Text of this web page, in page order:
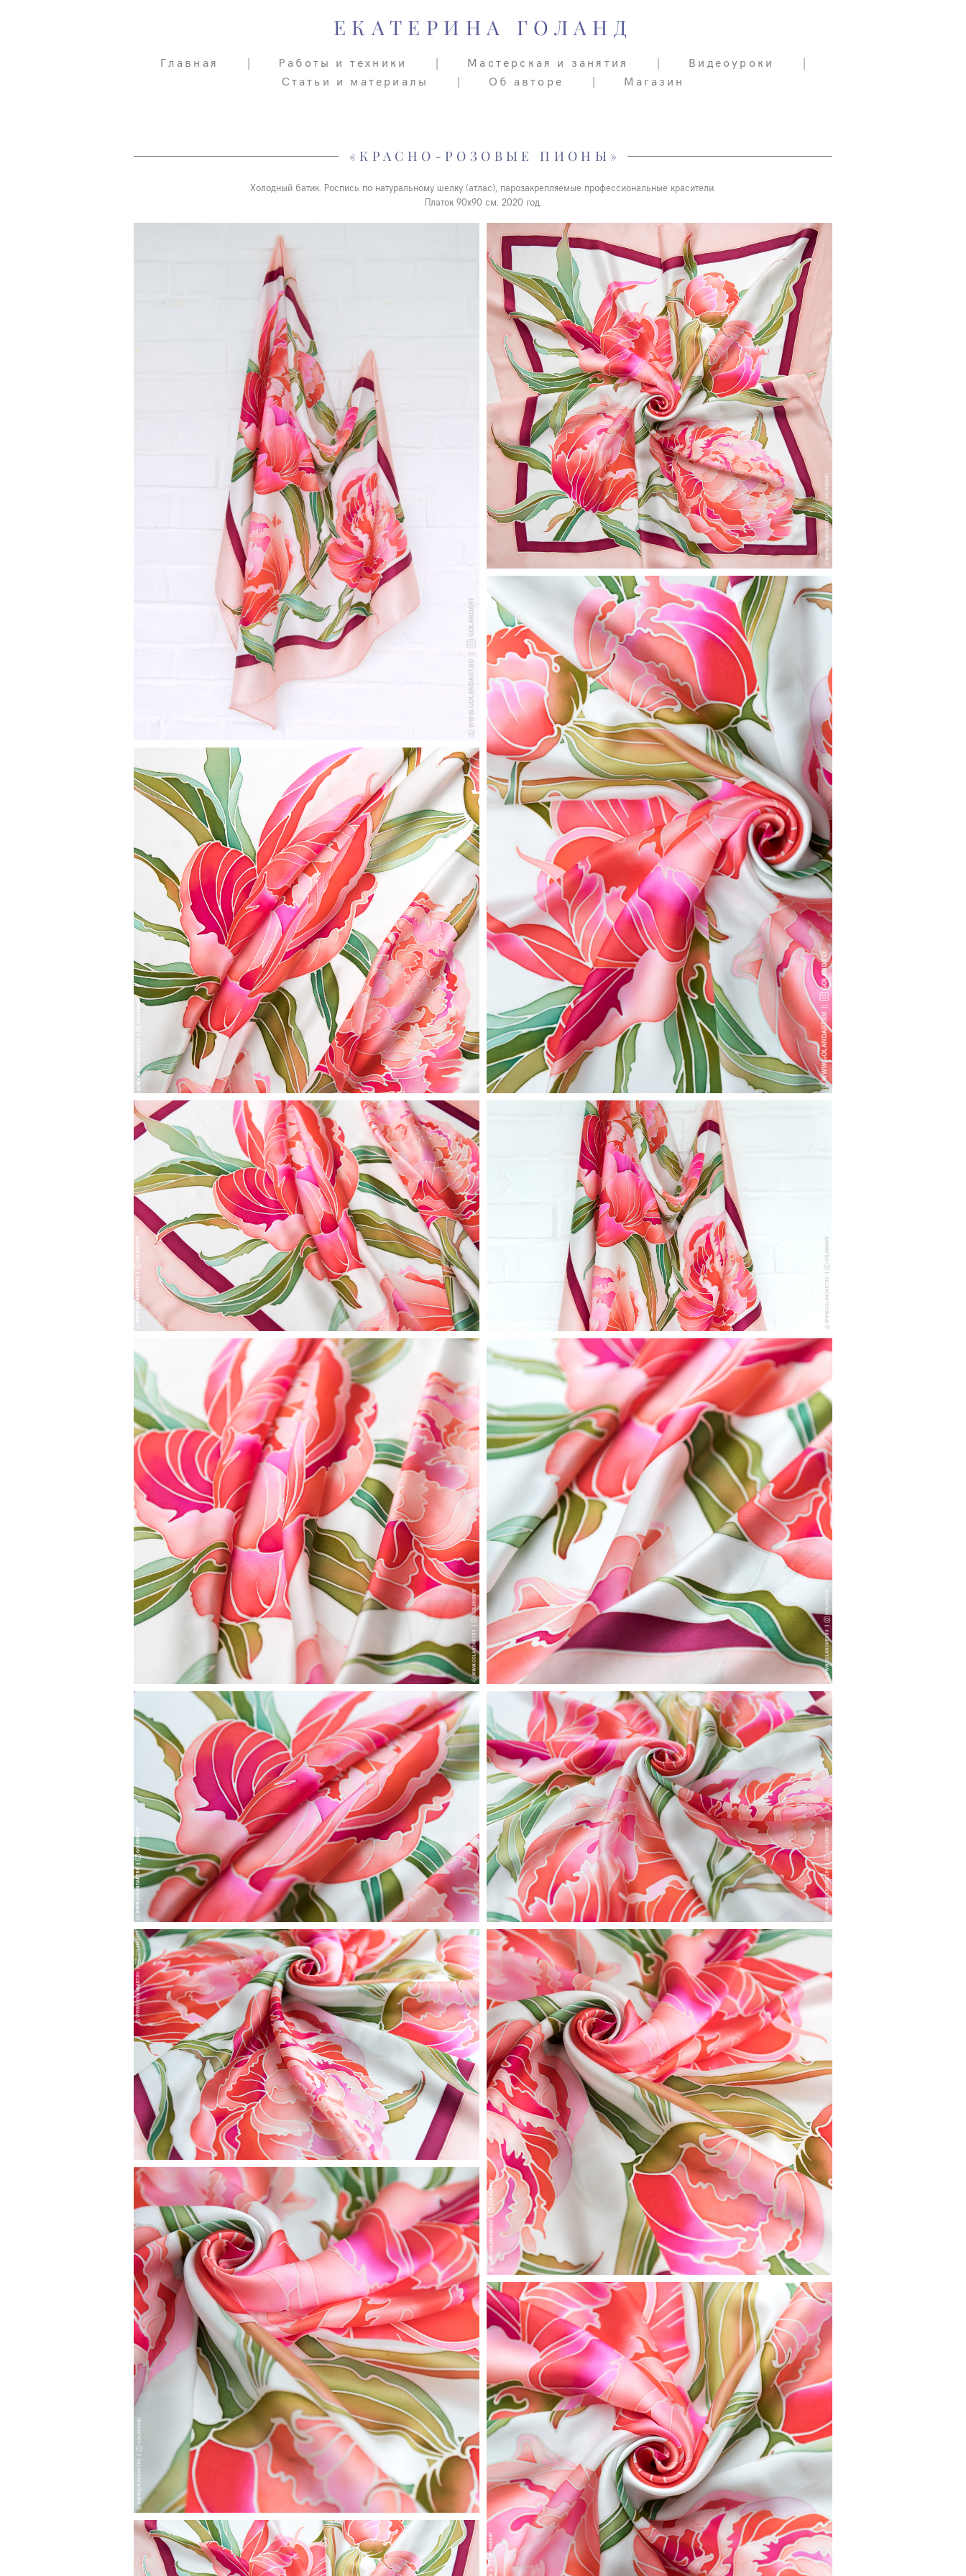
ЕКАТЕРИНА ГОЛАНД
Главная | Работы и техники | Мастерская и занятия | Видеоуроки
|
Статьи и материалы
| Об авторе | Магазин
ЕКАТЕРИНА ГОЛАНД
Главная | Работы и техники | Мастерская и занятия | Видеоуроки
|
Статьи и материалы
| Об авторе | Магазин
«КРАСНО-РОЗОВЫЕ ПИОНЫ»
Холодный батик. Роспись по натуральному шелку (атлас), парозакрепляемые профессиональные красители.
Платок 90х90 см. 2020 год.